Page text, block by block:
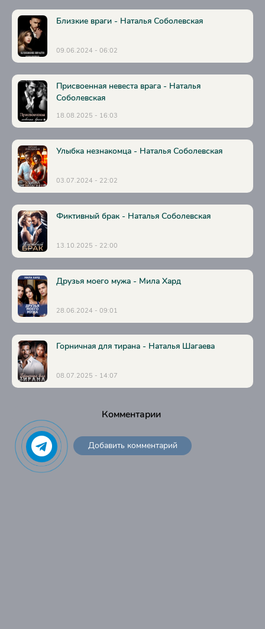
26
27
28
Близкие враги - Наталья Соболевская
09.06.2024 - 06:02
Присвоенная невеста врага - Наталья
Соболевская
18.08.2025 - 16:03
Улыбка незнакомца - Наталья Соболевская
03.07.2024 - 22:02
Фиктивный брак - Наталья Соболевская
13.10.2025 - 22:00
Друзья моего мужа - Мила Хард
28.06.2024 - 09:01
Горничная для тирана - Наталья Шагаева
08.07.2025 - 14:07
Комментарии
Добавить комментарий